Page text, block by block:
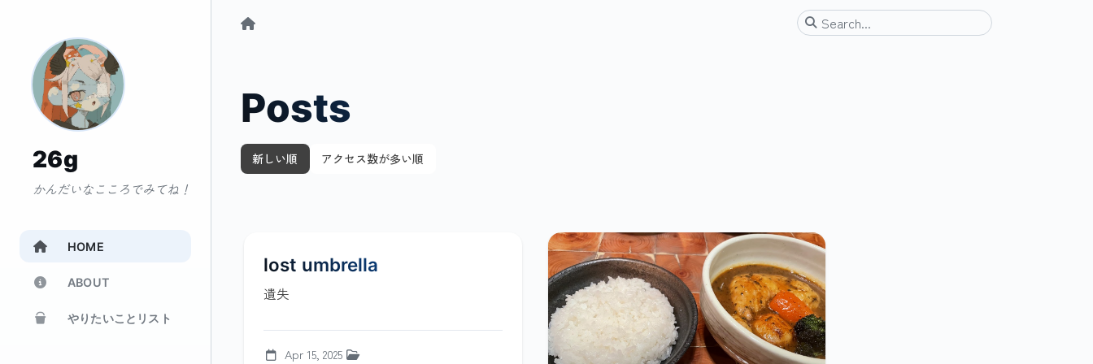
26g
かんだいなこころでみてね！
HOME
ABOUT
やりたいことリスト
Posts
新しい順 アクセス数が多い順
lost umbrella
遺失
Apr 15, 2025